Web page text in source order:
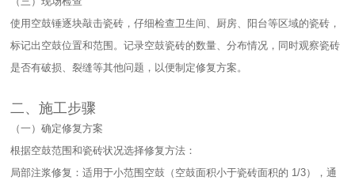
使用空鼓锤逐块敲击瓷砖，仔细检查卫生间、厨房、阳台等区域的瓷砖，
标记出空鼓位置和范围。记录空鼓瓷砖的数量、分布情况，同时观察瓷砖
是否有破损、裂缝等其他问题，以便制定修复方案。​
二、施工步骤​
（一）确定修复方案​
根据空鼓范围和瓷砖状况选择修复方法：​
局部注浆修复：适用于小范围空鼓（空鼓面积小于瓷砖面积的 1/3），通